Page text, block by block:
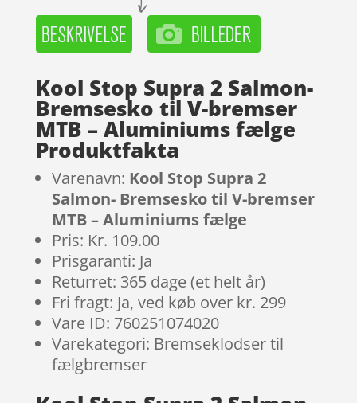
Kool Stop Supra 2 Salmon-
Bremsesko til V-bremser
MTB – Aluminiums fælge
Produktfakta
Varenavn: Kool Stop Supra 2
Salmon- Bremsesko til V-bremser
MTB – Aluminiums fælge
Pris: Kr. 109.00
Prisgaranti: Ja
Returret: 365 dage (et helt år)
Fri fragt: Ja, ved køb over kr. 299
Vare ID: 760251074020
Varekategori: Bremseklodser til
fælgbremser